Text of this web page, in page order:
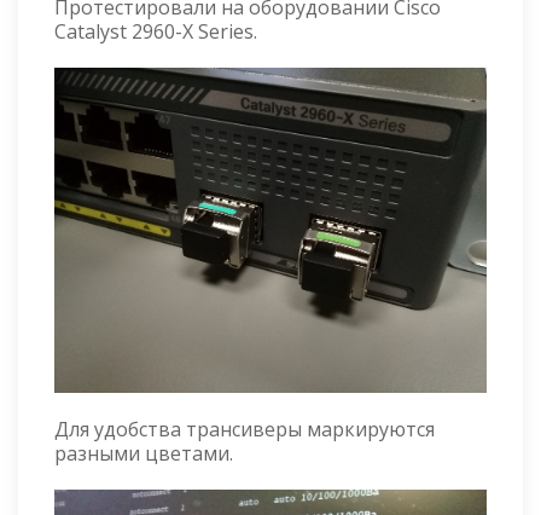
Протестировали на оборудовании Cisco
Catalyst 2960-X Series.
Для удобства трансиверы маркируются
разными цветами.